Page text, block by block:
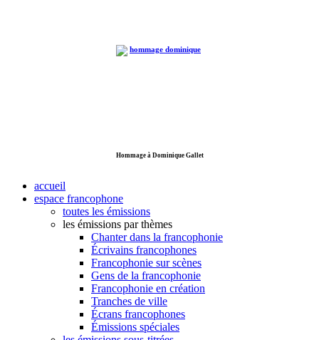
Hommage à Dominique Gallet
accueil
espace francophone
toutes les émissions
les émissions par thèmes
Chanter dans la francophonie
Écrivains francophones
Francophonie sur scènes
Gens de la francophonie
Francophonie en création
Tranches de ville
Écrans francophones
Émissions spéciales